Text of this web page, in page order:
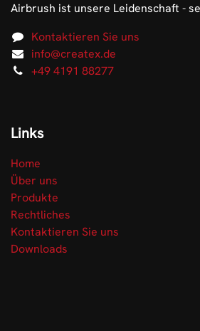
Airbrush ist unsere Leidenschaft -
Kontaktieren Sie uns
info@createx.de
+49 4191 88277
Links
Home
Über uns
Produkte
Rechtliches
Kontaktieren Sie uns
Downloads